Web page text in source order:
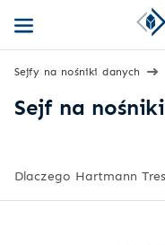
Sejfy na nośniki danych
Sejf na
Dlaczego Hartmann